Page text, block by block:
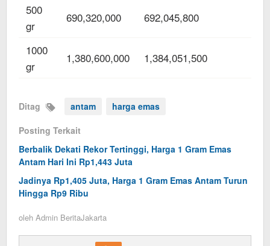
500
gr
690,320,000 692,045,800
1000
gr
1,380,600,000 1,384,051,500
Ditag antam
harga emas
Posting Terkait
Berbalik Dekati Rekor Tertinggi, Harga 1 Gram Emas
Antam Hari Ini Rp1,443 Juta
Jadinya Rp1,405 Juta, Harga 1 Gram Emas Antam Turun
Hingga Rp9 Ribu
oleh Admin BeritaJakarta